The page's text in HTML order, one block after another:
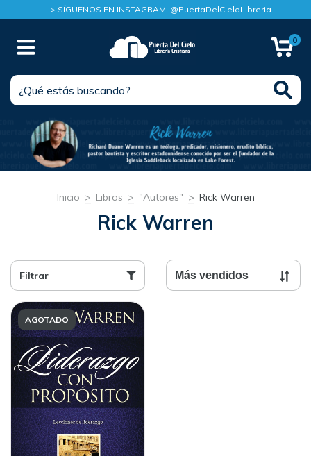
---> SÍGUENOS EN INSTAGRAM: @PuertaDelCieloLibreria
0
Inicio > Libros > "Autores" > Rick Warren
Rick Warren
Filtrar
AGOTADO